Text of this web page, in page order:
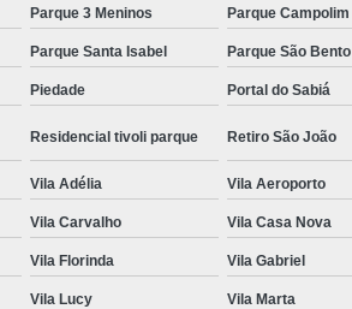
Parque 3 Meninos Parque Campolim
Parque Santa Isabel Parque São Bento
Piedade Portal do Sabiá
Residencial tivoli parque Retiro São João
Vila Adélia Vila Aeroporto
Vila Carvalho Vila Casa Nova
Vila Florinda Vila Gabriel
Vila Lucy Vila Marta